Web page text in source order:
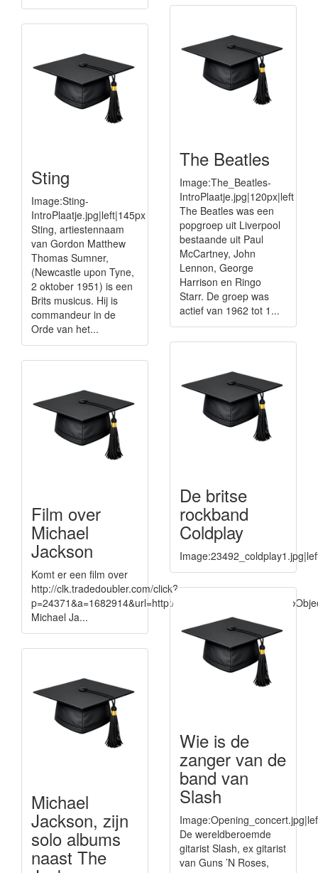
Sting
Image:Sting-
IntroPlaatje.jpg|left|145px
Sting, artiestennaam
van Gordon Matthew
Thomas Sumner,
(Newcastle upon Tyne,
2 oktober 1951) is een
Brits musicus. Hij is
commandeur in de
Orde van het...
Film over
Michael
Jackson
Komt er een film over
http://clk.tradedoubler.com/click?
p=24371&a=1682914&url=http://
Michael Ja...
Michael
Jackson, zijn
solo albums
naast The
The Beatles
Image:The_Beatles-
IntroPlaatje.jpg|120px|left
The Beatles was een
popgroep uit Liverpool
bestaande uit Paul
McCartney, John
Lennon, George
Harrison en Ringo
Starr. De groep was
actief van 1962 tot 1...
De britse
rockband
Coldplay
Wie is de
zanger van de
band van
Slash
De wereldberoemde
gitarist Slash, ex gitarist
van Guns ’N Roses,